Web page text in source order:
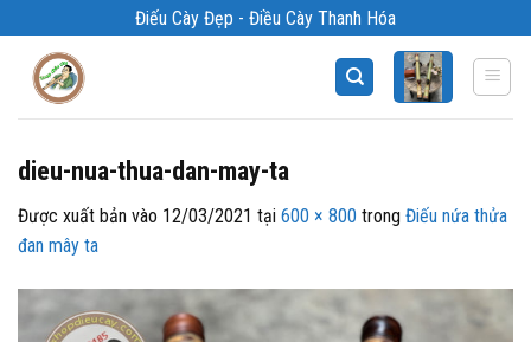
qua
Điếu Cày Đẹp - Điều Cày Thanh Hóa
dieu-nua-thua-dan-may-ta
Được xuất bản vào 12/03/2021 tại 600 × 800 trong Điếu nứa thửa
đan mây ta